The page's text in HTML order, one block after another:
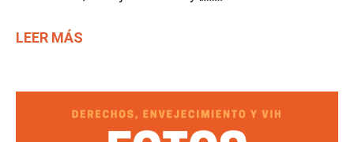
LEER MÁS